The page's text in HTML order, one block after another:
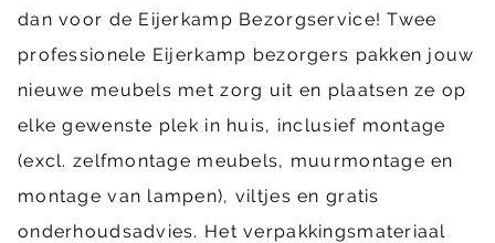
dan voor de Eijerkamp Bezorgservice! Twee
professionele Eijerkamp bezorgers pakken jouw
nieuwe meubels met zorg uit en plaatsen ze op
elke gewenste plek in huis, inclusief montage
(excl. zelfmontage meubels, muurmontage en
montage van lampen), viltjes en gratis
onderhoudsadvies. Het verpakkingsmateriaal